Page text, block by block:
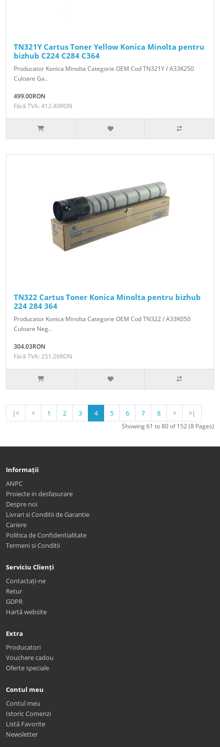
TN321Y Cartus Toner Yellow Konica Minolta pentru
bizhub C224 C284 C364
Producator Konica Minolta Categorie OEM Cod TN321Y / A33K250
Culoare Ga..
499.00RON
Fără TVA: 412.40RON
TN322 Cartus Toner Konica Minolta pentru bizhub
224 284 364
Producator Konica Minolta Categorie OEM Cod TN322 / A33K050
Culoare Neg..
304.03RON
Fără TVA: 251.26RON
|< < 1 2 3 4 5 6 7 8 > >|
Showing 61 to 80 of 152 (8 Pages)
Informații
ANPC
Proiecte in desfasurare
Despre noi
Livrari si Conditii de Garantie
Cariere
Politica de Confidentialitate
Termeni si Conditii
Serviciu Clienți
Contactați-ne
Retur
GDPR
Hartă website
Extra
Producatori
Vouchere cadou
Oferte speciale
Contul meu
Contul meu
Istoric Comenzi
Listă Favorite
Newsletter